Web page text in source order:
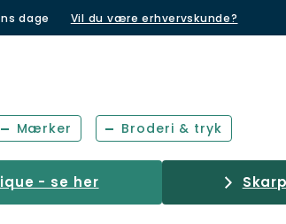
dage Vil du være erhvervskunde?
Mærker Broderi & tryk
- se her